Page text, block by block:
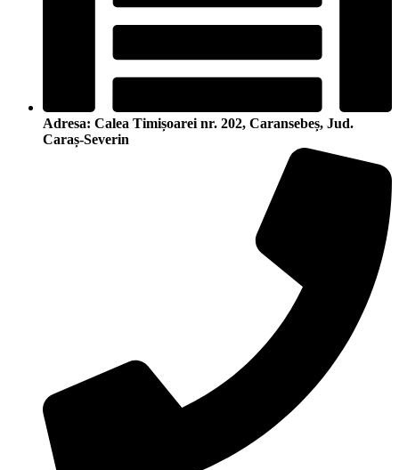
Adresa: Calea Timișoarei nr. 202, Caransebeș, Jud.
Caraș-Severin